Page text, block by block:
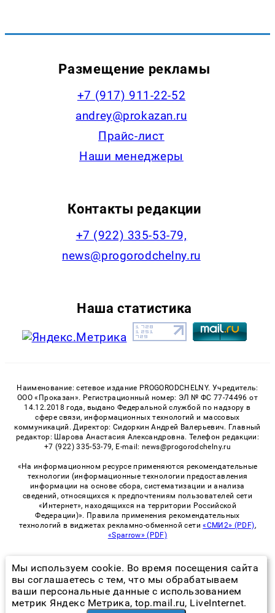
Размещение рекламы
+7 (917) 911-22-52
andrey@prokazan.ru
Прайс-лист
Наши менеджеры
Контакты редакции
+7 (922) 335-53-79,
news@progorodchelny.ru
Наша статистика
Наименование: сетевое издание PROGORODCHELNY. Учредитель:
ООО «Проказан». Регистрационный номер: ЭЛ № ФС 77-74496 от
14.12.2018 года, выдано Федеральной службой по надзору в
сфере связи, информационных технологий и массовых
коммуникаций. Директор: Сидоркин Андрей Валерьевич. Главный
редактор: Шарова Анастасия Александровна. Телефон редакции:
+7 (922) 335-53-79, E-mail: news@progorodchelny.ru
«На информационном ресурсе применяются рекомендательные
технологии (информационные технологии предоставления
информации на основе сбора, систематизации и анализа
сведений, относящихся к предпочтениям пользователей сети
«Интернет», находящихся на территории Российской
Федерации)». Правила применения рекомендательных
технологий в виджетах рекламно-обменной сети«СМИ2» (PDF),
«Sparrow» (PDF)
© 2026 «PROGorodChelny» | Все права защищены
Возрастная категория сайта 16+
Политика конфиденциальности
Мы используем cookie. Во время посещения сайта
вы соглашаетесь с тем, что мы обрабатываем
ваши персональные данные с использованием
метрик Яндекс Метрика, top.mail.ru, LiveInternet.